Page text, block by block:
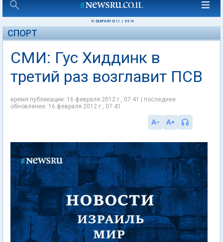
16 ФЕВРАЛЯ 2012 05:14
СПОРТ
СМИ: Гус Хиддинк в
третий раз возглавит ПСВ
время публикации: 16 февраля 2012 г., 07:41 | последнее
обновление: 16 февраля 2012 г., 07:41